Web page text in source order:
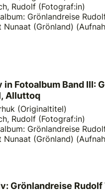
Rudolf (Fotograf:in)
Grönlandreise
Nunaat (Grönland)
in Fotoalbum Band III:
Alluttoq
(Originaltitel)
Rudolf (Fotograf:in)
Grönlandreise
Nunaat (Grönland)
Grönlandreise